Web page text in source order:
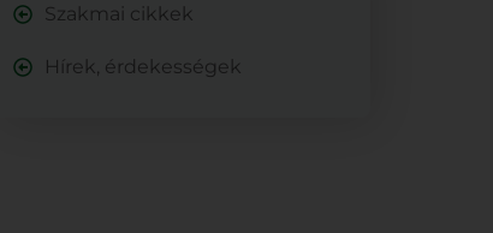
Szakmai cikkek
Hírek, érdekességek